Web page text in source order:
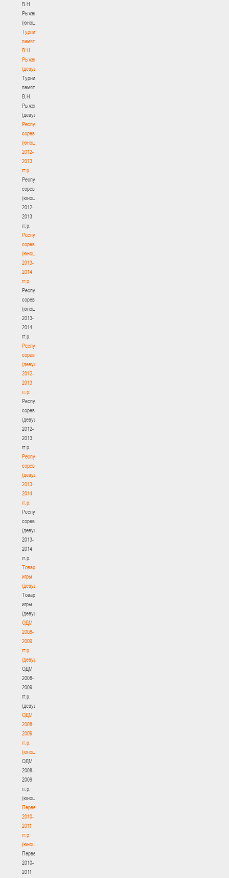
В.Н.
Рыженкова
(юноши)
Турнир
памяти
В.Н.
Рыженкова
(девушки)
Турнир
памяти
В.Н.
Рыженкова
(девушки)
Республиканские
соревнования
(юноши)
2012-
2013
гг.р.
Республиканские
соревнования
(юноши)
2012-
2013
гг.р.
Республиканские
соревнования
(юноши)
2013-
2014
гг.р.
Республиканские
соревнования
(юноши)
2013-
2014
гг.р.
Республиканские
соревнования
(девушки)
2012-
2013
гг.р.
Республиканские
соревнования
(девушки)
2012-
2013
гг.р.
Республиканские
соревнования
(девушки)
2013-
2014
гг.р.
Республиканские
соревнования
(девушки)
2013-
2014
гг.р.
Товарищеские
игры
(девушки)
Товарищеские
игры
(девушки)
ОДМ
2008-
2009
гг.р.
(девушки)
ОДМ
2008-
2009
гг.р.
(девушки)
ОДМ
2008-
2009
гг.р.
(юноши)
ОДМ
2008-
2009
гг.р.
(юноши)
Первенство
2010-
2011
гг.р.
(юноши)
Первенство
2010-
2011